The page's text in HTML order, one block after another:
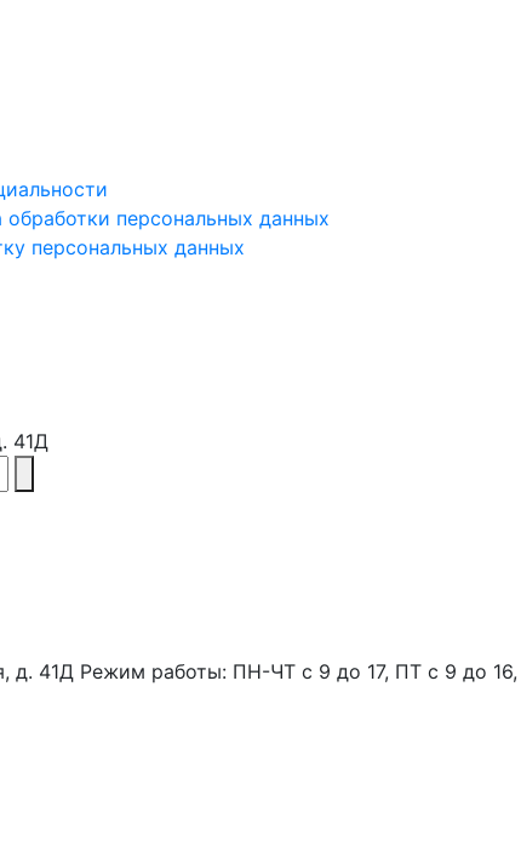
персональных данных
персональных данных
41Д
д. 41Д Режим работы: ПН-ЧТ с 9 до 17, ПТ с 9 до